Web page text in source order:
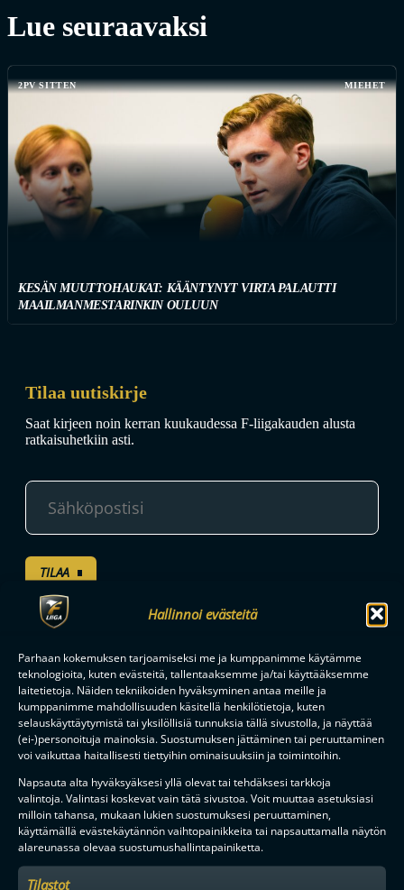
Hallinnoi evästeitä
Parhaan kokemuksen tarjoamiseksi me ja kumppanimme käytämme
teknologioita, kuten evästeitä, tallentaaksemme ja/tai käyttääksemme
laitetietoja. Näiden tekniikoiden hyväksyminen antaa meille ja
kumppanimme mahdollisuuden käsitellä henkilötietoja, kuten
selauskäyttäytymistä tai yksilöllisiä tunnuksia tällä sivustolla, ja näyttää
(ei-)personoituja mainoksia. Suostumuksen jättäminen tai peruuttaminen
voi vaikuttaa haitallisesti tiettyihin ominaisuuksiin ja toimintoihin.
Napsauta alta hyväksyäksesi yllä olevat tai tehdäksesi tarkkoja
valintoja. Valintasi koskevat vain tätä sivustoa. Voit muuttaa asetuksiasi
milloin tahansa, mukaan lukien suostumuksesi peruuttaminen,
käyttämällä evästekäytännön vaihtopainikkeita tai napsauttamalla näytön
alareunassa olevaa suostumushallintapainiketta.
Tilastot
Lue seuraavaksi
2PV SITTEN MIEHET
KESÄN MUUTTOHAUKAT: KÄÄNTYNYT VIRTA PALAUTTI
MAAILMANMESTARINKIN OULUUN
Tilaa uutiskirje
Saat kirjeen noin kerran kuukaudessa F-liigakauden alusta
ratkaisuhetkiin asti.
TILAA